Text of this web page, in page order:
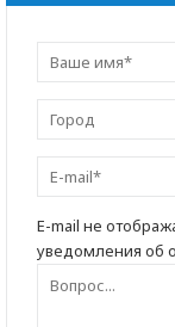
E-mail не
уведомления об